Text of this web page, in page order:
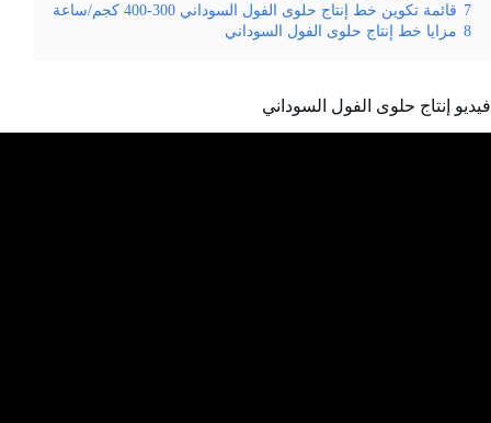
7 قائمة تكوين خط إنتاج حلوى الفول السوداني 300-400 كجم/ساعة
8 مزايا خط إنتاج حلوى الفول السوداني
فيديو إنتاج حلوى الفول السوداني